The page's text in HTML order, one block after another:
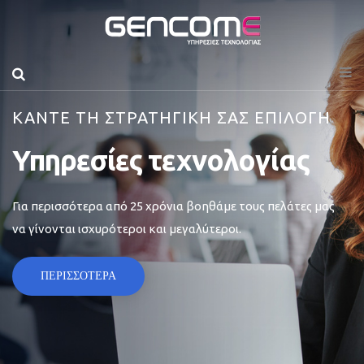
ΚΑΝΤΕ ΤΗ ΣΤΡΑΤΗΓΙΚΗ ΣΑΣ ΕΠΙΛΟΓΗ
Υπηρεσίες τεχνολογίας
Για περισσότερα από 25 χρόνια βοηθάμε τους πελάτες μας
να γίνονται ισχυρότεροι και μεγαλύτεροι.
ΠΕΡΙΣΣΟΤΕΡΑ